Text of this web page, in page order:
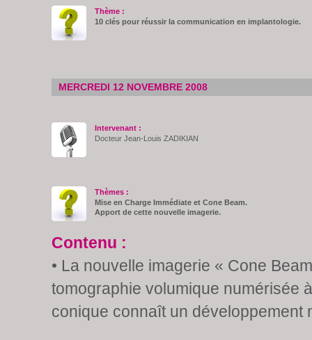
Thème :
10 clés pour réussir la communication en implantologie.
MERCREDI 12 NOVEMBRE 2008
Intervenant :
Docteur Jean-Louis ZADIKIAN
Thèmes :
Mise en Charge Immédiate et Cone Beam.
Apport de cette nouvelle imagerie.
Contenu :
• La nouvelle imagerie « Cone
tomographie volumique numérisée
conique connaît un développement